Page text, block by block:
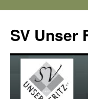
SV Unser